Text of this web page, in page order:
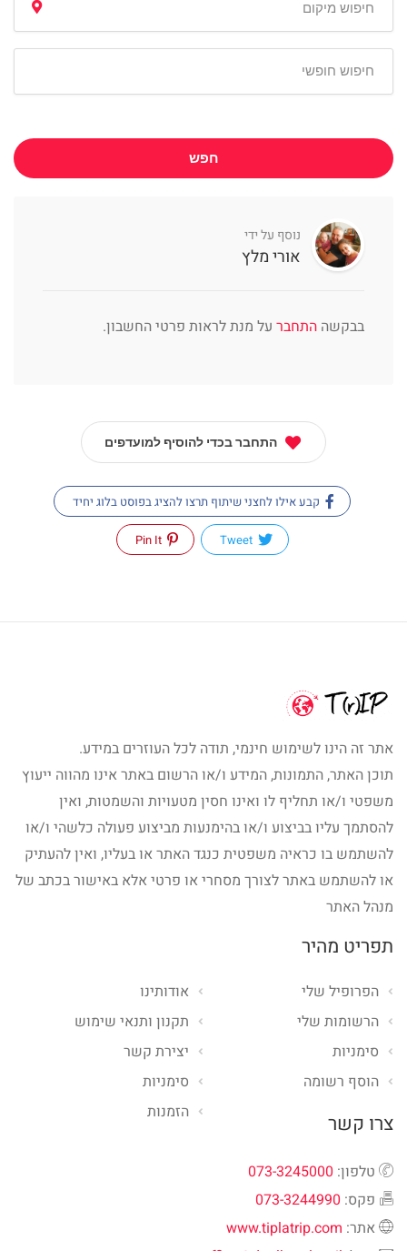
חפש
נוסף על ידי
אורי מלץ
בבקשה התחבר על מנת לראות פרטי החשבון.
התחבר בכדי להוסיף למועדפים
קבע אילו לחצני שיתוף תרצו להציג בפוסט בלוג יחיד
Tweet
Pin It
אתר זה הינו לשימוש חינמי, תודה לכל העוזרים במידע.
תוכן האתר, התמונות, המידע ו/או הרשום באתר אינו מהווה ייעוץ
משפטי ו/או תחליף לו ואינו חסין מטעויות והשמטות, ואין
להסתמך עליו בביצוע ו/או בהימנעות מביצוע פעולה כלשהי ו/או
להשתמש בו כראיה משפטית כנגד האתר או בעליו, ואין להעתיק
או להשתמש באתר לצורך מסחרי או פרטי אלא באישור בכתב של
מנהל האתר
תפריט מהיר
אודותינו
תקנון ותנאי שימוש
יצירת קשר
סימניות
הזמנות
הפרופיל שלי
הרשומות שלי
סימניות
הוסף רשומה
צרו קשר
טלפון: 073-3245000
פקס: 073-3244990
אתר: www.tiplatrip.com